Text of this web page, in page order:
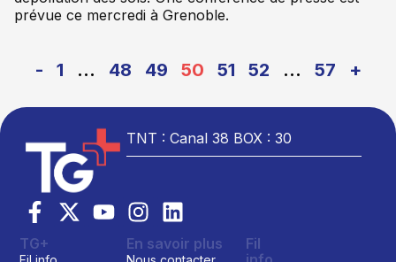
prévue ce mercredi à Grenoble.
- 1 … 48 49 50 51 52 … 57 +
TNT : Canal 38 BOX : 30
TG+ En savoir plus
Fil